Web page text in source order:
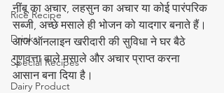
Rice Recipe
Drinks
Special Recipes
Dairy Product
नींबू का अचार, लहसुन का अचार या कोई पारंपरिक
सब्जी, अच्छे मसाले ही भोजन को यादगार बनाते हैं।
आज ऑनलाइन खरीदारी की सुविधा ने घर बैठे
गुणवत्ता वाले मसाले और अचार प्राप्त करना
आसान बना दिया है।